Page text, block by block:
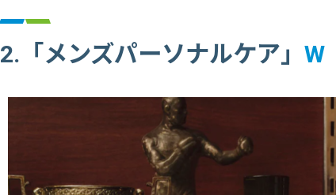
2.「メンズパーソナルケア」 W